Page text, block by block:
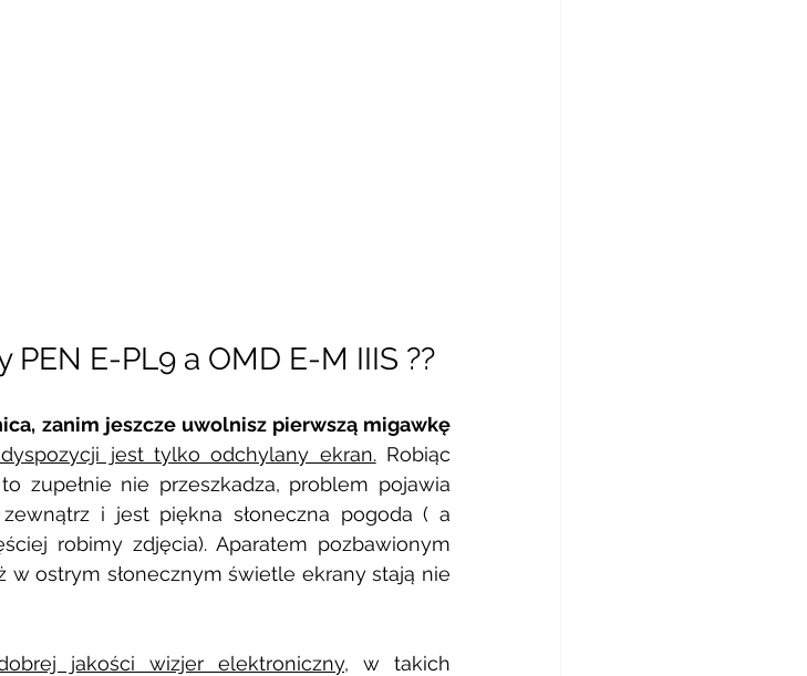
E-PL9 a OMD E-M IIIS ??
zanim jeszcze uwolnisz pierwszą migawkę
jest tylko odchylany ekran. Robiąc
zupełnie nie przeszkadza, problem pojawia
i jest piękna słoneczna pogoda ( a
robimy zdjęcia). Aparatem pozbawionym
ostrym słonecznym świetle ekrany stają nie
jakości wizjer elektroniczny, w takich